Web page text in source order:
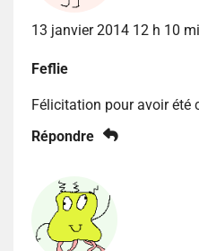
13 janvier 2014 12 h 10
Feflie
Félicitation pour avoir été
Répondre